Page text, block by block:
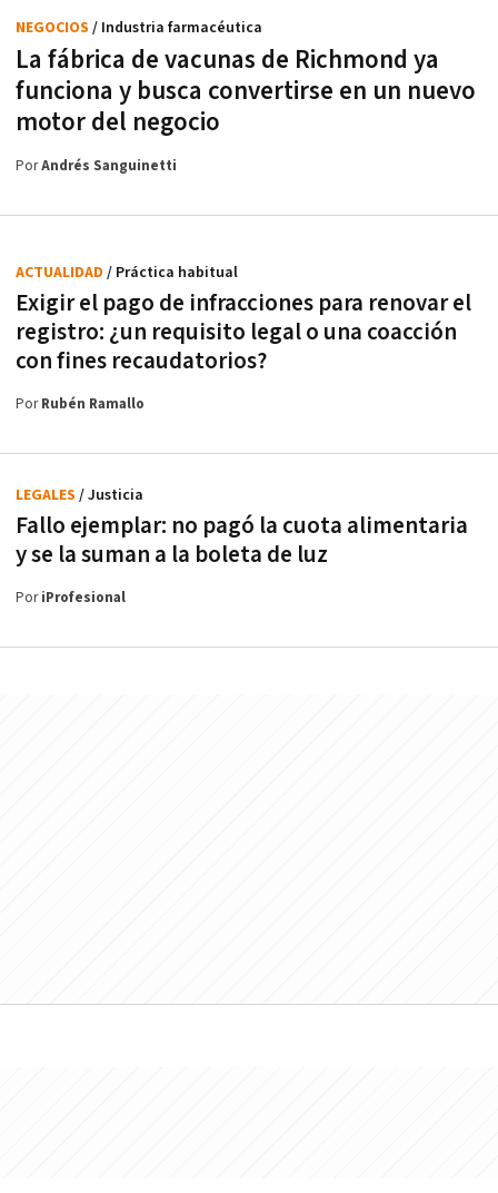
La fábrica de vacunas de Richmond ya
funciona y busca convertirse en un nuevo
motor del negocio
NEGOCIOS / Industria farmacéutica
PorAndrés Sanguinetti
Exigir el pago de infracciones para renovar el
registro: ¿un requisito legal o una coacción
con fines recaudatorios?
ACTUALIDAD / Práctica habitual
PorRubén Ramallo
Fallo ejemplar: no pagó la cuota alimentaria
y se la suman a la boleta de luz
LEGALES / Justicia
PoriProfesional